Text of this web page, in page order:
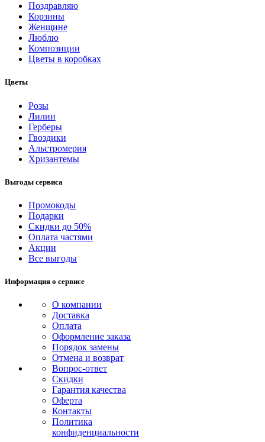
Поздравляю
Корзины
Женщине
Люблю
Композиции
Цветы в коробках
Цветы
Розы
Лилии
Герберы
Гвоздики
Альстромерия
Хризантемы
Выгоды сервиса
Промокоды
Подарки
Скидки до 50%
Оплата частями
Акции
Все выгоды
Информация о сервисе
О компании
Доставка
Оплата
Оформление заказа
Порядок замены
Отмена и возврат
Вопрос-ответ
Скидки
Гарантия качества
Оферта
Контакты
Политика
конфиденциальности